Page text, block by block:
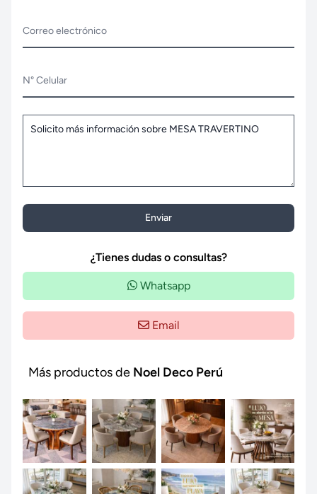
Correo electrónico
N° Celular
Enviar
¿Tienes dudas o consultas?
Whatsapp
Email
Más productos de Noel Deco Perú